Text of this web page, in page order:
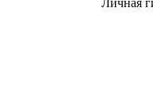
Личная